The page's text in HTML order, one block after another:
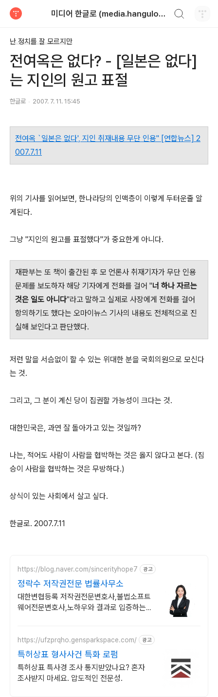
미디어 한글로 (media.hangulo.net)
난 정치를 잘 모르지만
전여옥은 없다? - [일본은 없다]
는 지인의 원고 표절
한글로 2007. 7. 11. 15:45
전여옥 `일본은 없다', 지인 취재내용 무단 인용" [연합뉴스] 2
007.7.11
위의 기사를 읽어보면, 한나라당의 인맥층이 이렇게 두터운줄 알
게된다.
그냥 "지인의 원고를 표절했다"가 중요한게 아니다.
재판부는 또 책이 출간된 후 모 언론사 취재기자가 무단 인용
문제를 보도하자 해당 기자에게 전화를 걸어 "너 하나 자르는
것은 일도 아니다"라고 말하고 실제로 사장에게 전화를 걸어
항의하기도 했다는 오마이뉴스 기사의 내용도 전체적으로 진
실해 보인다고 판단했다.
저런 말을 서슴없이 할 수 있는 위대한 분을 국회의원으로 모신다
는 것.
그리고, 그 분이 계신 당이 집권할 가능성이 크다는 것.
대한민국은, 과연 잘 돌아가고 있는 것일까?
나는, 적어도 사람이 사람을 협박하는 것은 옳지 않다고 본다. (짐
승이 사람을 협박하는 것은 무방하다.)
상식이 있는 사회에서 살고 싶다.
한글로. 2007.7.11
https://blog.naver.com/sincerityhope7 광고
정락수 저작권전문 법률사무소
대한변협등록 저작권전문변호사,불법소프트
웨어전문변호사,노하우와 결과로 입증하는
https://ufzprqho.gensparkspace.com/ 광고
특허상표 형사사건 특화 로펌
특허상표 특사경 조사 통지받았나요? 혼자
조사받지 마세요. 압도적인 전문성.